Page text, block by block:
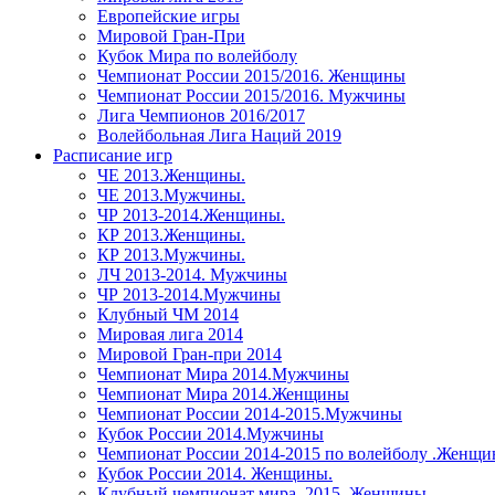
Европейские игры
Мировой Гран-При
Кубок Мира по волейболу
Чемпионат России 2015/2016. Женщины
Чемпионат России 2015/2016. Мужчины
Лига Чемпионов 2016/2017
Волейбольная Лига Наций 2019
Расписание игр
ЧЕ 2013.Женщины.
ЧЕ 2013.Мужчины.
ЧР 2013-2014.Женщины.
КР 2013.Женщины.
КР 2013.Мужчины.
ЛЧ 2013-2014. Мужчины
ЧР 2013-2014.Мужчины
Клубный ЧМ 2014
Мировая лига 2014
Мировой Гран-при 2014
Чемпионат Мира 2014.Мужчины
Чемпионат Мира 2014.Женщины
Чемпионат России 2014-2015.Мужчины
Кубок России 2014.Мужчины
Чемпионат России 2014-2015 по волейболу
Кубок России 2014. Женщины.